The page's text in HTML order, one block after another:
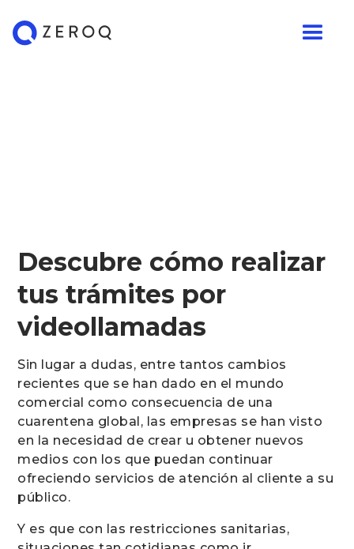
Descubre cómo realizar
tus trámites por
videollamadas
Sin lugar a dudas, entre tantos cambios
recientes que se han dado en el mundo
comercial como consecuencia de una
cuarentena global, las empresas se han visto
en la necesidad de crear u obtener nuevos
medios con los que puedan continuar
ofreciendo servicios de atención al cliente a su
público.
Y es que con las restricciones sanitarias,